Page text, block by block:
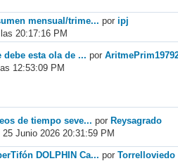
mensual/trime... poripj
20:17:16 PM
debe esta ola de ... por
12:53:09 PM
de tiempo seve... porReysagrado
Junio 2026 20:31:59 PM
DOLPHIN Ca... porTorrelloviedo